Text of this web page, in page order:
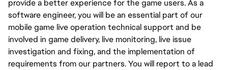
provide a better experience for the game users. As a
software engineer, you will be an essential part of our
mobile game live operation technical support and be
involved in game delivery, live monitoring, live issue
investigation and fixing, and the implementation of
requirements from our partners. You will report to a lead